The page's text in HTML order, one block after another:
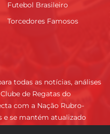
Futebol Brasileiro
Torcedores Famosos
todas as notícias, análises
de Regatas do
com a Nação Rubro-
e se mantém atualizado